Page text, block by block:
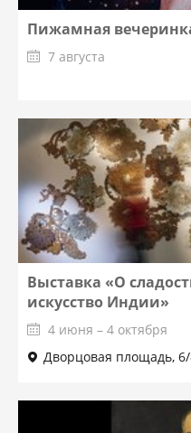
Пижамная
7 августа
Выставка «О
искусство Индии»
4 июня – 4 октября
Дворцовая площадь,